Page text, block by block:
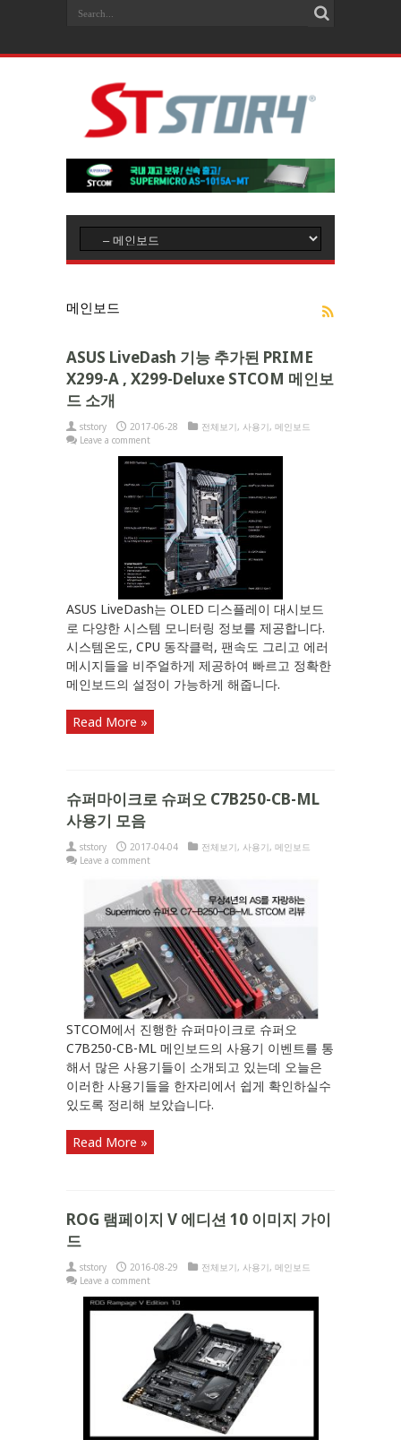
메인보드
ASUS LiveDash 기능 추가된 PRIME
X299-A , X299-Deluxe STCOM 메인보
드 소개
ststory 2017-06-28 전체보기, 사용기, 메인보드
Leave a comment
ASUS LiveDash는 OLED 디스플레이 대시보드
로 다양한 시스템 모니터링 정보를 제공합니다.
시스템온도, CPU 동작클럭, 팬속도 그리고 에러
메시지들을 비주얼하게 제공하여 빠르고 정확한
메인보드의 설정이 가능하게 해줍니다.
Read More »
슈퍼마이크로 슈퍼오 C7B250-CB-ML
사용기 모음
ststory 2017-04-04 전체보기, 사용기, 메인보드
Leave a comment
STCOM에서 진행한 슈퍼마이크로 슈퍼오
C7B250-CB-ML 메인보드의 사용기 이벤트를 통
해서 많은 사용기들이 소개되고 있는데 오늘은
이러한 사용기들을 한자리에서 쉽게 확인하실수
있도록 정리해 보았습니다.
Read More »
ROG 램페이지 V 에디션 10 이미지 가이
드
ststory 2016-08-29 전체보기, 사용기, 메인보드
Leave a comment